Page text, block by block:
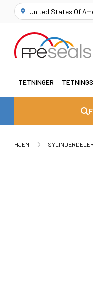
United States Of
TETNINGER
HJEM SYLINDERDELER